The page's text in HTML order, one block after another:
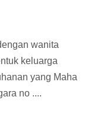
wanita
keluarga
yang Maha
no ....